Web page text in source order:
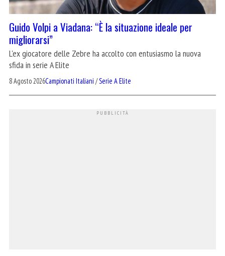
Guido Volpi a Viadana: “È la situazione ideale per
migliorarsi”
L'ex giocatore delle Zebre ha accolto con entusiasmo la nuova
sfida in serie A Elite
8 Agosto 2026Campionati Italiani /Serie A Elite